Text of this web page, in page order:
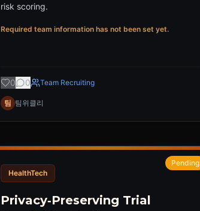
risk scoring.
Required team information has not been set yet.
0 0 Team Recruiting
팀 팀위클리
Pending
HealthTech
Privacy‑Preserving Trial